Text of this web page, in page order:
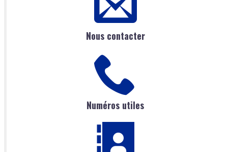
Nous contacter
Numéros utiles